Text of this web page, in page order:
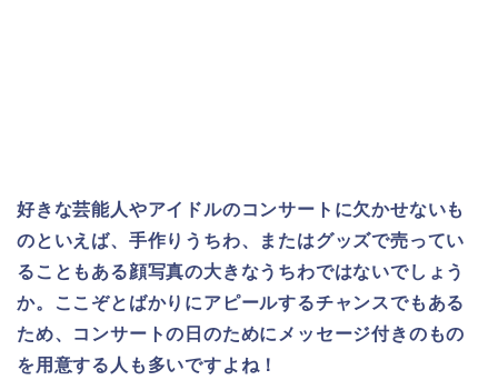
好きな芸能人やアイドルのコンサートに欠かせないも
のといえば、手作りうちわ、またはグッズで売ってい
ることもある顔写真の大きなうちわではないでしょう
か。ここぞとばかりにアピールするチャンスでもある
ため、コンサートの日のためにメッセージ付きのもの
を用意する人も多いですよね！